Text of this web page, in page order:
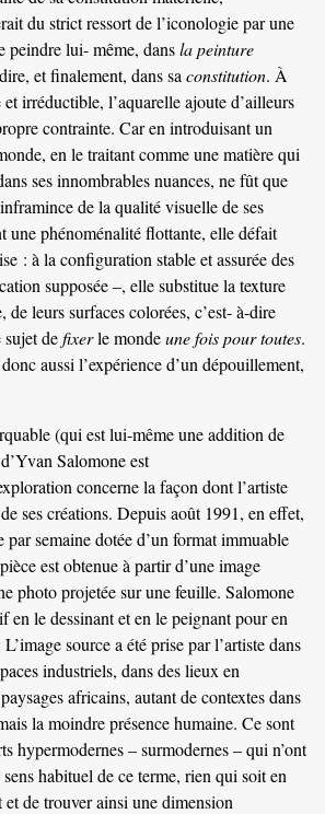
du strict ressort de l’iconologie par une
peindre lui- même, dansla peinture
et finalement, dans sa constitution. À
irréductible, l’aquarelle ajoute d’ailleurs
contrainte. Car en introduisant un
en le traitant comme une matière qui
ses innombrables nuances, ne fût que
de la qualité visuelle de ses
une phénoménalité flottante, elle défait
: à la configuration stable et assurée des
supposée –, elle substitue la texture
de leurs surfaces colorées, c’est- à-dire
defixerle mondeune fois pour toutes.
aussi l’expérience d’un dépouillement,
(qui est lui-même une addition de
Salomone est
concerne la façon dont l’artiste
ses créations. Depuis août 1991, en effet,
semaine dotée d’un format immuable
est obtenue à partir d’une image
photo projetée sur une feuille. Salomone
en le dessinant et en le peignant pour en
source a été prise par l’artiste dans
industriels, dans des lieux en
africains, autant de contextes dans
la moindre présence humaine. Ce sont
hypermodernes – surmodernes – qui n’ont
habituel de ce terme, rien qui soit en
et de trouver ainsi une dimension